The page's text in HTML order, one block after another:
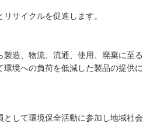
リサイクルを促進します。
造、 物流、流通、使用、廃棄に至る
環境への負荷を低減した製品の提供に
として環境保全活動に参加し地域社会